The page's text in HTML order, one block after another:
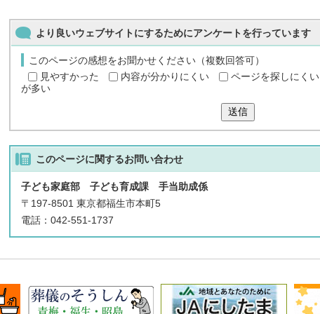
より良いウェブサイトにするためにアンケートを行っています
このページの感想をお聞かせください（複数回答可）
見やすかった
内容が分かりにくい ページを探しにくい
が多い
送信
このページに関するお問い合わせ
子ども家庭部 子ども育成課 手当助成係
〒197-8501 東京都福生市本町5
電話：042-551-1737